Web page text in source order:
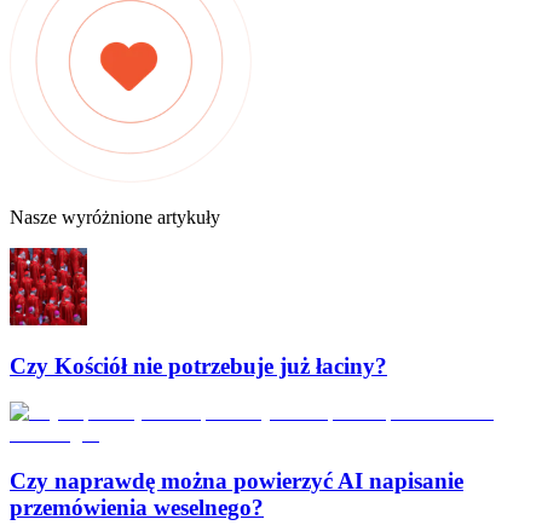
Nasze wyróżnione artykuły
Czy Kościół nie potrzebuje już łaciny?
Czy naprawdę można powierzyć AI napisanie
przemówienia weselnego?